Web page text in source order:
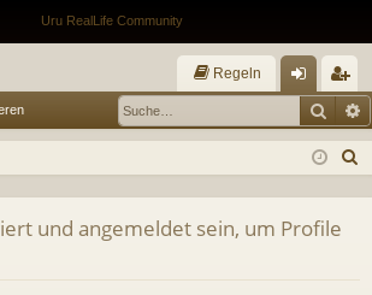
Regeln
m
eg
ist
und angemeldet sein, um Profile